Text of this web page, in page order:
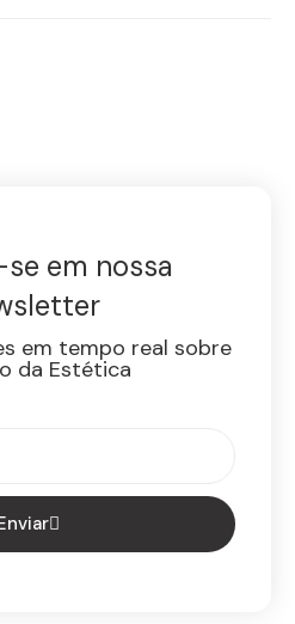
em nossa
em tempo real sobre
da Estética